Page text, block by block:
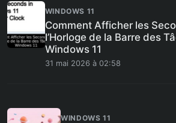
WINDOWS 11
Comment Afficher les
l’Horloge de la Barre des
Windows 11
31 mai 2026 à 02:58
WINDOWS 11